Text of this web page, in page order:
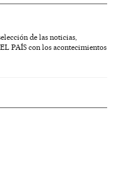
de las noticias,
PAÍS con los acontecimientos